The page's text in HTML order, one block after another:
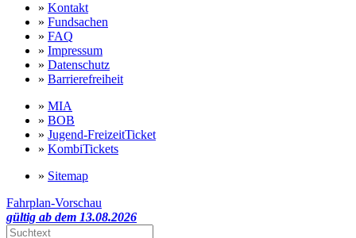
» Kontakt
» Fundsachen
» FAQ
» Impressum
» Datenschutz
» Barrierefreiheit
» MIA
» BOB
» Jugend-FreizeitTicket
» KombiTickets
» Sitemap
Fahrplan-Vorschau
gültig ab dem 13.08.2026